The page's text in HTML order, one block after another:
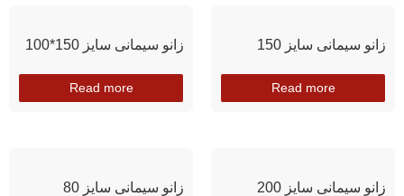
زانو سیمانی سایز 150
Read more
زانو سیمانی سایز 150*100
Read more
زانو سیمانی سایز 200 زانو سیمانی سایز 80